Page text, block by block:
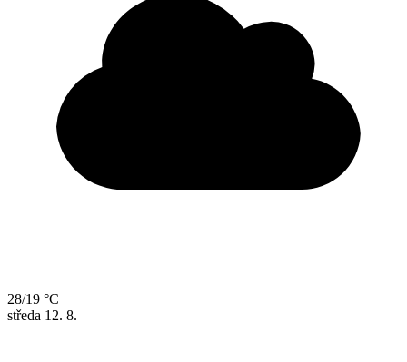
28/19 °C
středa 12. 8.